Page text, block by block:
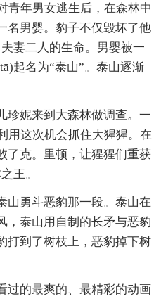
青年男女逃生后，在森林中
名男婴。豹子不仅毁坏了他
妻二人的生命。男婴被一
起名为“泰山”。泰山逐渐
珍妮来到大森林做调查。一
用这次机会抓住大猩猩。在
了克。里顿，让猩猩们重获
王。
山勇斗恶豹那一段。泰山在
，泰山用自制的长矛与恶豹
打到了树枝上，恶豹掉下树
过的最爽的、最精彩的动画